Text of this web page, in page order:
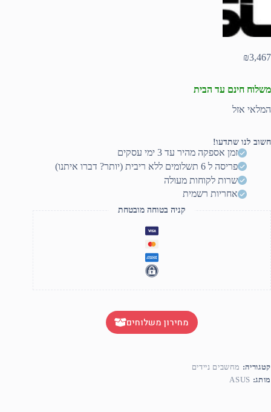
₪3,467
משלוח חינם עד הבית
המלאי אזל
חשוב לנו שתדעו!
זמן אספקה מהיר עד 3 ימי עסקים
פריסה ל 6 תשלומים ללא ריבית (יותר? דברו איתנו)
שרות לקוחות מעולה
אחריות רשמית
קניה בטוחה מובטחת
מחירון משלוחים
קטגוריה: מחשבים ניידים
מותג: ASUS